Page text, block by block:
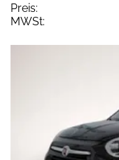
Preis:
MWSt: